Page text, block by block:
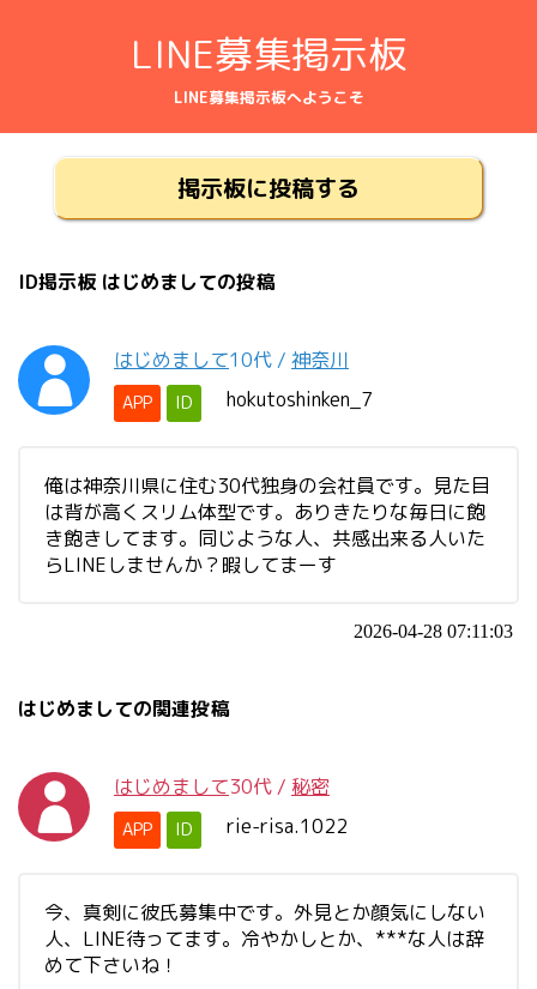
LINE募集掲示板
LINE募集掲示板へようこそ
掲示板に投稿する
ID掲示板 はじめましての投稿
はじめまして10代 / 神奈川
APP ID hokutoshinken_7
俺は神奈川県に住む30代独身の会社員です。見た目
は背が高くスリム体型です。ありきたりな毎日に飽
き飽きしてます。同じような人、共感出来る人いた
らLINEしませんか？暇してまーす
2026-04-28 07:11:03
はじめましての関連投稿
はじめまして30代 / 秘密
APP ID rie-risa.1022
今、真剣に彼氏募集中です。外見とか顔気にしない
人、LINE待ってます。冷やかしとか、***な人は辞
めて下さいね！